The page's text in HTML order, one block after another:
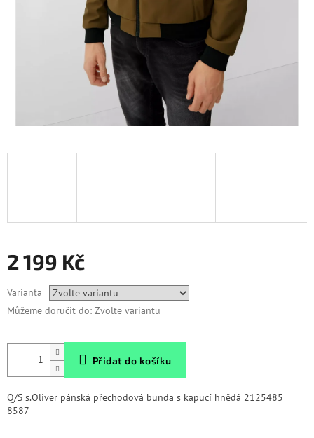
2 199 Kč
cena:
Varianta
Můžeme doručit do: Zvolte variantu
Přidat do košíku
Q/S s.Oliver pánská přechodová bunda s kapucí hnědá 2125485
8587